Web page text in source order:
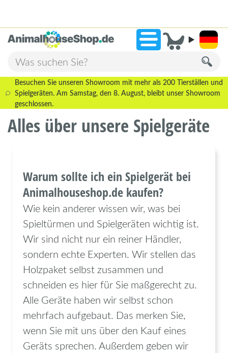
»2.236 Bewertungen!
Besuchen Sie unseren Showroom mit mehr als 200 Tierställen und
Spielgeräten. Am Samstag, den 8. August, bleibt unser Showroom
geschlossen.
Alles über unsere Spielgeräte
Warum sollte ich ein Spielgerät bei
Animalhouseshop.de kaufen?
Wie kein anderer wissen wir, was bei
Spieltürmen und Spielgeräten wichtig ist.
Wir sind nicht nur ein reiner Händler,
sondern echte Experten. Wir stellen das
Holzpaket selbst zusammen und
schneiden es hier für Sie maßgerecht zu.
Alle Geräte haben wir selbst schon
mehrfach aufgebaut. Das merken Sie,
wenn Sie mit uns über den Kauf eines
Geräts sprechen. Außerdem geben wir